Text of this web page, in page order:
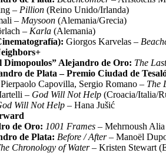
– Pillion (Reino Unido/Irlanda)
– Maysoon (Alemania/Grecia)
– Karla (Alemania)
Giorgos Karvelas –
Alejandro de Oro: The
de Plata – Premio Ciudad de
Pierpaolo Capovilla, Sergio Romano – The
– God Will Not Help (Croacia/Italia/
Will Not Help – Hana Jušić
de Oro: 1001 Frames – Mehrnoush
de Plata: Before / After– Manoël
Chronology of Water– Kristen Stewart